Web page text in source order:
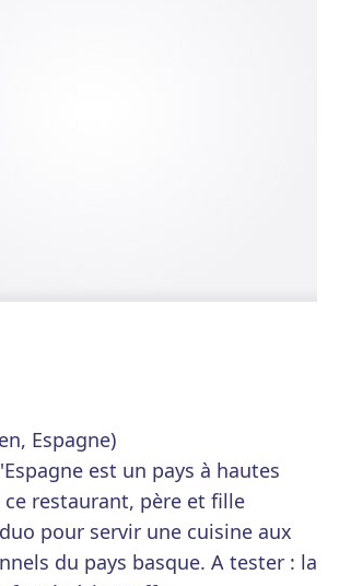
Espagne)
est un pays à hautes
ce restaurant, père et fille
pour servir une cuisine aux
du pays basque. A tester : la